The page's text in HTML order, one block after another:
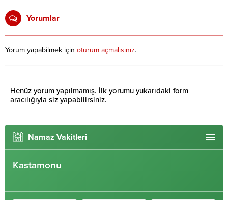
Yorumlar
Yorum yapabilmek için oturum açmalısınız.
Henüz yorum yapılmamış. İlk yorumu yukarıdaki form
aracılığıyla siz yapabilirsiniz.
Namaz Vakitleri
Kastamonu